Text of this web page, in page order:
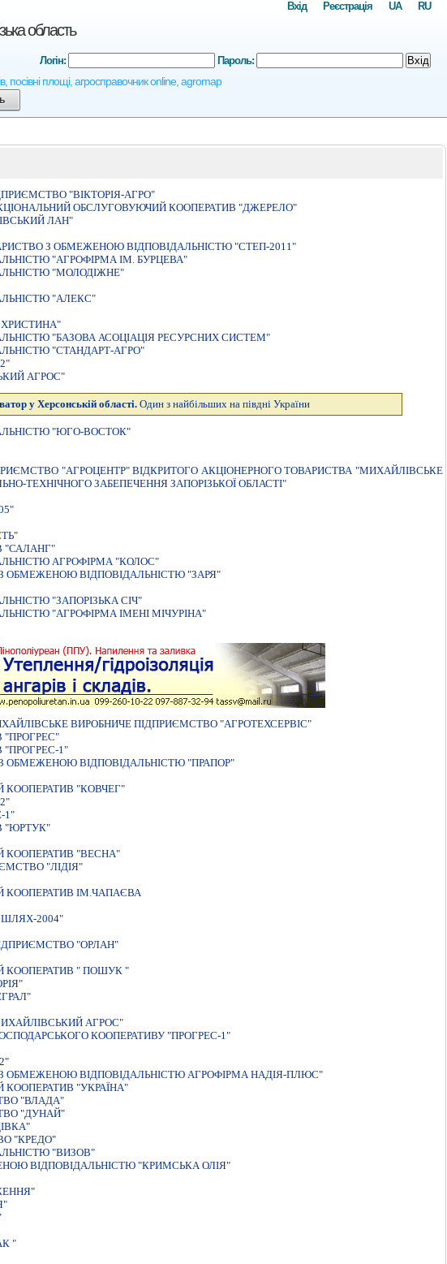
область
посівні площі, агросправочник online, agromap
RU
UA
Реєстрація
Вхід
Логін: Пароль: Вхід
"ВІКТОРІЯ-АГРО"
ОБСЛУГОВУЮЧИЙ КООПЕРАТИВ "ДЖЕРЕЛО"
ЛАН"
З ОБМЕЖЕНОЮ ВIДПОВIДАЛЬНIСТЮ "СТЕП-2011"
"АГРОФIРМА IМ. БУРЦЕВА"
"МОЛОДIЖНЕ"
"АЛЕКС"
"БАЗОВА АСОЦIАЦIЯ РЕСУРСНИХ СИСТЕМ"
"СТАНДАРТ-АГРО"
АГРОС"
у Херсонській області. Один з найбільших на півдні України
"ЮГО-ВОСТОК"
"АГРОЦЕНТР" ВIДКРИТОГО АКЦIОНЕРНОГО ТОВАРИСТВА "МИХАЙЛIВСЬКЕ
ТЕХНIЧНОГО ЗАБЕПЕЧЕННЯ ЗАПОРIЗЬКОЇ ОБЛАСТI"
"САЛАНГ"
АГРОФІРМА "КОЛОС"
ОБМЕЖЕНОЮ ВІДПОВІДАЛЬНІСТЮ "ЗАРЯ"
"ЗАПОРIЗЬКА СIЧ"
"АГРОФІРМА ІМЕНІ МІЧУРІНА"
ВИРОБНИЧЕ ПIДПРИЄМСТВО "АГРОТЕХСЕРВIС"
"ПРОГРЕС"
1"
ОБМЕЖЕНОЮ ВIДПОВIДАЛЬНIСТЮ "ПРАПОР"
КООПЕРАТИВ "КОВЧЕГ"
1"
"ЮРТУК"
КООПЕРАТИВ "ВЕСНА"
"ЛIДIЯ"
КООПЕРАТИВ ІМ.ЧАПАЄВА
2004"
"ОРЛАН"
КООПЕРАТИВ " ПОШУК "
АГРОС"
КООПЕРАТИВУ "ПРОГРЕС-1"
ОБМЕЖЕНОЮ ВIДПОВIДАЛЬНIСТЮ АГРОФIРМА НАДIЯ-ПЛЮС"
"УКРАЇНА"
"ВЛАДА"
"ДУНАЙ"
"КРЕДО"
"ВИЗОВ"
ВIДПОВIДАЛЬНIСТЮ "КРИМСЬКА ОЛIЯ"
"